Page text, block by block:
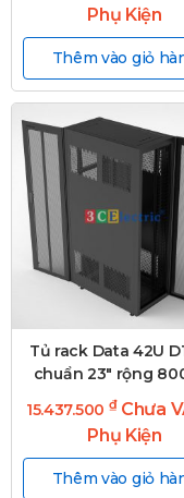
Phụ Kiện
Thêm vào giỏ
Tủ rack Data 42U
chuẩn 23″ rộng
chuyển đổi 19″
15.437.500 ₫Chưa
Phụ Kiện
Thêm vào giỏ